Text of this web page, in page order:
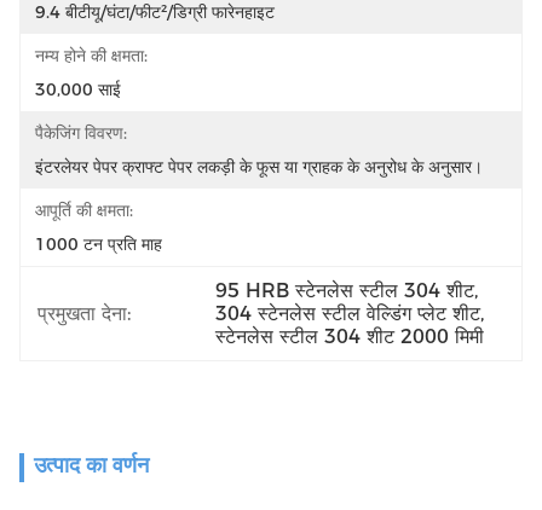
9.4 बीटीयू/घंटा/फीट²/डिग्री फारेनहाइट
नम्य होने की क्षमता:
30,000 साई
पैकेजिंग विवरण:
इंटरलेयर पेपर क्राफ्ट पेपर लकड़ी के फूस या ग्राहक के अनुरोध के अनुसार।
आपूर्ति की क्षमता:
1000 टन प्रति माह
प्रमुखता देना:
95 HRB स्टेनलेस स्टील 304 शीट,
304 स्टेनलेस स्टील वेल्डिंग प्लेट शीट,
स्टेनलेस स्टील 304 शीट 2000 मिमी
उत्पाद का वर्णन